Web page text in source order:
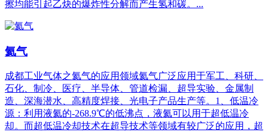
擦均能引起乙炔的爆炸性分解而产生氢和碳。...
氦气
成都工业气体之氦气的应用领域氦气广泛应用于军工、科研、
石化、制冷、医疗、半导体、管道检漏、超导实验、金属制
造、深海潜水、高精度焊接、光电子产品生产等。1、低温冷
源：利用液氦的-268.9℃的低沸点，液氦可以用于超低温冷
却。而超低温冷却技术在超导技术等领域有较广泛的应用，超